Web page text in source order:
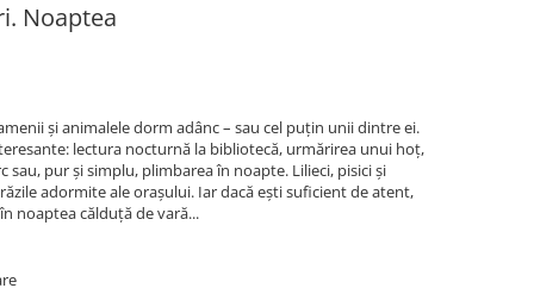
Noaptea
şi animalele dorm adânc – sau cel puţin unii dintre ei.
lectura nocturnă la bibliotecă, urmărirea unui hoţ,
pur şi simplu, plimbarea în noapte. Lilieci, pisici şi
adormite ale oraşului. Iar dacă eşti suficient de atent,
noaptea călduţă de vară...